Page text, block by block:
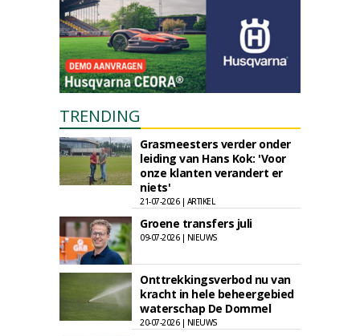
TRENDING
Grasmeesters verder onder
leiding van Hans Kok: 'Voor
onze klanten verandert er
niets'
21-07-2026 | ARTIKEL
Groene transfers juli
09-07-2026 | NIEUWS
Onttrekkingsverbod nu van
kracht in hele beheergebied
waterschap De Dommel
20-07-2026 | NIEUWS